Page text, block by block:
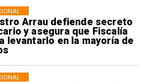
Arrau defiende secreto
y asegura que Fiscalía
levantarlo en la mayoría de